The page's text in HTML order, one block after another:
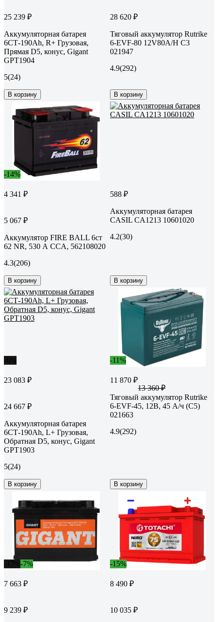
25 239 ₽
Аккумуляторная батарея
6СТ-190Ah, R+ Грузовая,
Прямая D5, конус, Gigant
GPT1904
5(24)
В корзину
28 620 ₽
Тяговый аккумулятор Rutrike
6-EVF-80 12V80A/H C3
021947
4.9(292)
В корзину
-14%
4 341 ₽
5 067 ₽
Аккумулятор FIRE BALL 6ст
62 NR, 530 А CCA, 562108020
4.3(206)
В корзину
588 ₽
Аккумуляторная батарея
CASIL CA1213 10601020
4.2(30)
В корзину
23 083 ₽
24 667 ₽
Аккумуляторная батарея
6СТ-190Ah, L+ Грузовая,
Обратная D5, конус, Gigant
GPT1903
5(24)
В корзину
-11%
11 870 ₽
13 360 ₽
Тяговый аккумулятор Rutrike
6-EVF-45, 12В, 45 А/ч (C5)
021663
4.9(292)
В корзину
-7%
7 663 ₽
9 239 ₽
-15%
8 490 ₽
10 035 ₽